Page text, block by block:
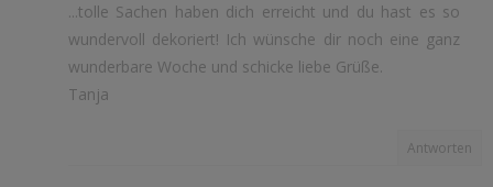
...tolle Sachen haben dich erreicht und du hast es so
wundervoll dekoriert! Ich wünsche dir noch eine ganz
wunderbare Woche und schicke liebe Grüße.
Tanja
Antworten